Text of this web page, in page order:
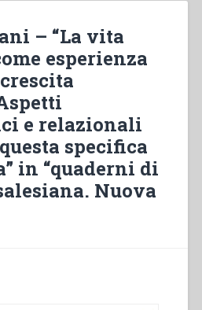
– “La vita
esperienza
e relazionali
specifica
in “quaderni di
Nuova